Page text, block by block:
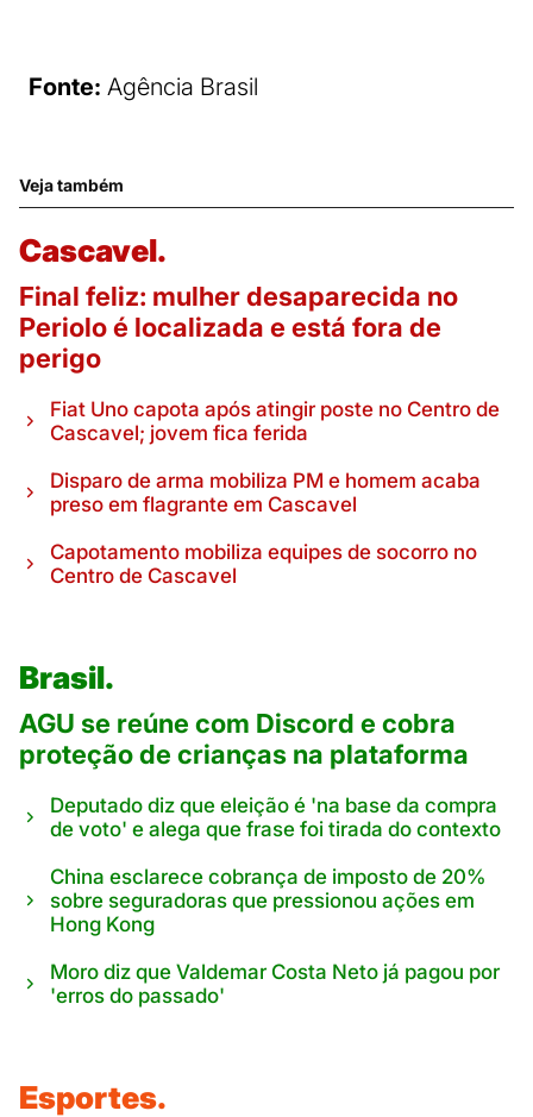
Fonte: Agência Brasil
Veja também
Cascavel.
Final feliz: mulher desaparecida no
Periolo é localizada e está fora de
perigo
Fiat Uno capota após atingir poste no Centro de
Cascavel; jovem fica ferida
Disparo de arma mobiliza PM e homem acaba
preso em flagrante em Cascavel
Capotamento mobiliza equipes de socorro no
Centro de Cascavel
Brasil.
AGU se reúne com Discord e cobra
proteção de crianças na plataforma
Deputado diz que eleição é 'na base da compra
de voto' e alega que frase foi tirada do contexto
China esclarece cobrança de imposto de 20%
sobre seguradoras que pressionou ações em
Hong Kong
Moro diz que Valdemar Costa Neto já pagou por
'erros do passado'
Esportes.